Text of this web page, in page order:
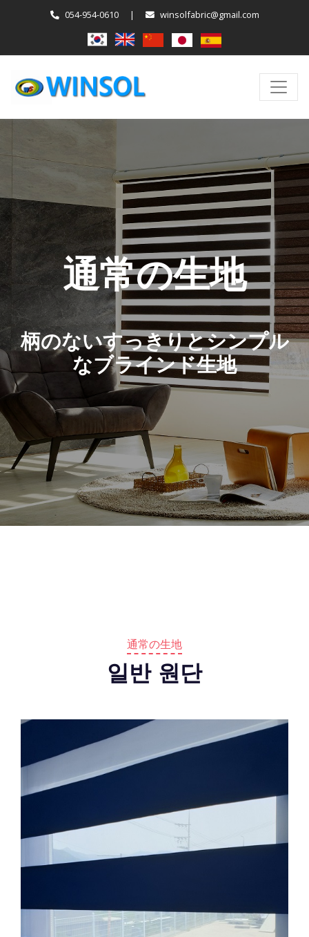
054-954-0610 | winsolfabric@gmail.com
通常の生地
柄のないすっきりとシンプル
なブラインド生地
通常の生地
일반 원단